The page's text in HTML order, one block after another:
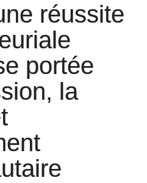
réussite
portée
la